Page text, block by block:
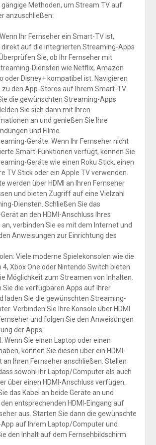
gängige Methoden, um Stream TV auf
anzuschließen:
Ihr Fernseher ein Smart-TV ist,
direkt auf die integrierten Streaming-Apps
Sie, ob Ihr Fernseher mit
Diensten wie Netflix, Amazon
oder Disney+ kompatibel ist. Navigieren
zu den App-Stores auf Ihrem Smart-TV
die gewünschten Streaming-Apps
Sie sich dann mit Ihren
an und genießen Sie Ihre
und Filme.
Geräte: Wenn Ihr Fernseher nicht
Smart-Funktionen verfügt, können Sie
Geräte wie einen Roku Stick, einen
TV Stick oder ein Apple TV verwenden.
werden über HDMI an Ihren Fernseher
und bieten Zugriff auf eine Vielzahl
Diensten. Schließen Sie das
an den HDMI-Anschluss Ihres
an, verbinden Sie es mit dem Internet und
Anweisungen zur Einrichtung des
Viele moderne Spielekonsolen wie die
4, Xbox One oder Nintendo Switch bieten
Möglichkeit zum Streamen von Inhalten.
Sie die verfügbaren Apps auf Ihrer
laden Sie die gewünschten Streaming-
Verbinden Sie Ihre Konsole über HDMI
und folgen Sie den Anweisungen
der Apps.
Wenn Sie einen Laptop oder einen
können Sie diesen über ein HDMI-
an Ihren Fernseher anschließen. Stellen
sowohl Ihr Laptop/Computer als auch
über einen HDMI-Anschluss verfügen.
das Kabel an beide Geräte an und
entsprechenden HDMI-Eingang auf
aus. Starten Sie dann die gewünschte
auf Ihrem Laptop/Computer und
den Inhalt auf dem Fernsehbildschirm.